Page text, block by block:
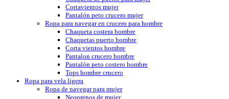
Cortavientos mujer
Pantalón peto crucero mujer
Ropa para navegar en crucero para hombre
Chaqueta costera hombre
Chaquetas puerto hombre
Corta vientos hombre
Pantalon crucero hombre
Pantalón peto costero hombre
Tops hombre crucero
Ropa para vela ligera
Ropa de navegar para mujer
Neoprenos de mujer